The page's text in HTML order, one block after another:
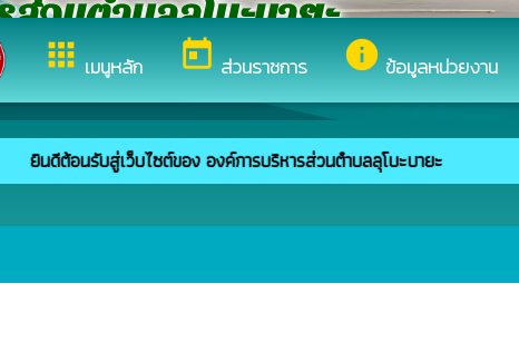
appsเมนูหลัก todayส่วนราชการ infoข้อมูลหน่วยงาน
วนตำบลลุโบะบายะ
ยินดีต้อนรับสู่เว็บไซต์ของ องค์การบริหารส่วนตำบลลุโบะบายะ